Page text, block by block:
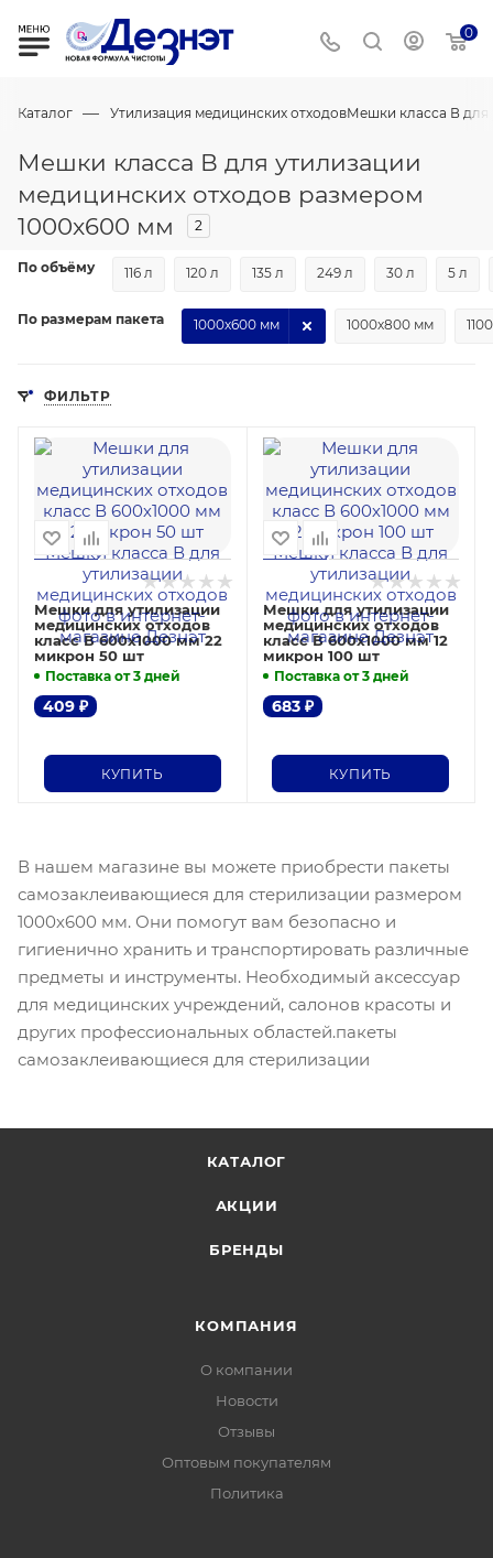
0
Каталог — Утилизация медицинских отходовМешки класса В для
Мешки класса В для утилизации
медицинских отходов размером
1000х600 мм
2
По объёму 116 л 120 л 135 л 249 л 30 л 5 л
По размерам пакета 1000х600 мм 1000х800 мм
ФИЛЬТР
Мешки для утилизации
медицинских отходов
класс В 600х1000 мм 22
микрон 50 шт
Поставка от 3 дней
409 ₽
КУПИТЬ
Мешки для утилизации
медицинских отходов
класс В 600х1000 мм 12
микрон 100 шт
Поставка от 3 дней
683₽
КУПИТЬ
В нашем магазине вы можете приобрести пакеты
самозаклеивающиеся для стерилизации размером
1000х600 мм. Они помогут вам безопасно и
гигиенично хранить и транспортировать различные
предметы и инструменты. Необходимый аксессуар
для медицинских учреждений, салонов красоты и
других профессиональных областей.пакеты
самозаклеивающиеся для стерилизации
КАТАЛОГ
АКЦИИ
БРЕНДЫ
КОМПАНИЯ
О компании
Новости
Отзывы
Оптовым покупателям
Политика